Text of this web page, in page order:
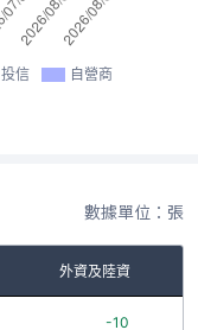
投信 自營商
數據單位：張
外資及陸資
-10